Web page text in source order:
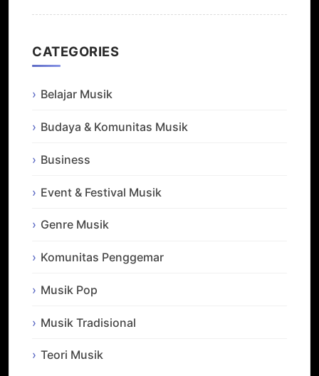
CATEGORIES
Belajar Musik
Budaya & Komunitas Musik
Business
Event & Festival Musik
Genre Musik
Komunitas Penggemar
Musik Pop
Musik Tradisional
Teori Musik